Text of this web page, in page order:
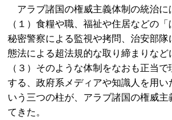
アラブ諸国の権威主義体制の統治に
（１）食糧や職、福祉や住居などの「
秘密警察による監視や拷問、治安部
態法による超法規的な取り締まりなど
（３）そのような体制をなおも正当
する、政府系メディアや知識人を用い
いう三つの柱が、アラブ諸国の権威主
てきた。